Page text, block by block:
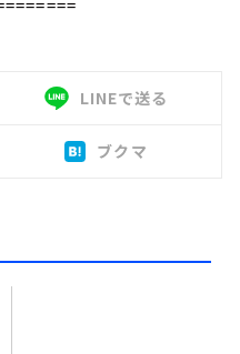
LINEで送る
ブクマ